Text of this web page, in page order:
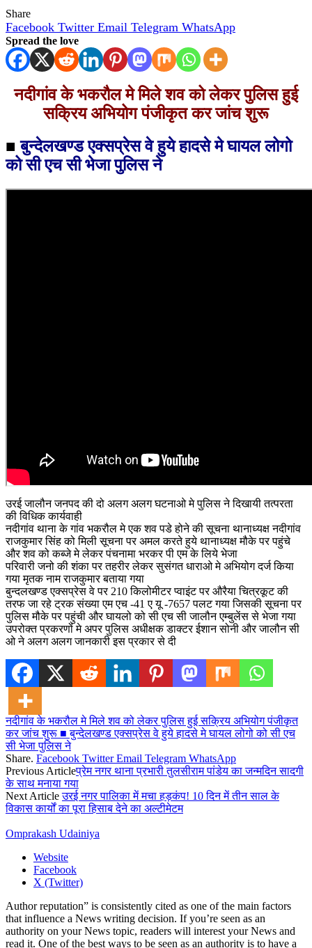
Share
Facebook Twitter Email Telegram WhatsApp
Spread the love
नदीगांव के भकरौल मे मिले शव को लेकर पुलिस हुई
सक्रिय अभियोग पंजीकृत कर जांच शुरू
■बुन्देलखण्ड एक्सप्रेस वे हुये हादसे मे घायल लोगो
को सी एच सी भेजा पुलिस ने
उरई जालौन जनपद की दो अलग अलग घटनाओ मे पुलिस ने दिखायी तत्परता
की विधिक कार्यवाही
नदीगांव थाना के गांव भकरौल मे एक शव पडे होने की सूचना थानाध्यक्ष नदीगांव
राजकुमार सिंह को मिली सूचना पर अमल करते हुये थानाध्यक्ष मौके पर पहुंचे
और शव को कब्जे मे लेकर पंचनामा भरकर पी एम के लिये भेजा
परिवारी जनो की शंका पर तहरीर लेकर सुसंगत धाराओ मे अभियोग दर्ज किया
गया मृतक नाम राजकुमार बताया गया
बुन्दलखण्ड एक्सप्रेस वे पर 210 किलोमीटर प्वाइंट पर औरैया चित्रकूट की
तरफ जा रहे ट्रक संख्या एम एच -41 ए यू -7657 पलट गया जिसकी सूचना पर
पुलिस मौके पर पहुंची और घायलो को सी एच सी जालौन एम्बुलेंस से भेजा गया
उपरोक्त प्रकरणों मे अपर पुलिस अधीक्षक डाक्टर ईशान सोनी और जालौन सी
ओ ने अलग अलग जानकारी इस प्रकार से दी
नदीगांव के भकरौल मे मिले शव को लेकर पुलिस हुई सक्रिय अभियोग पंजीकृत
कर जांच शुरू ■ बुन्देलखण्ड एक्सप्रेस वे हुये हादसे मे घायल लोगो को सी एच
सी भेजा पुलिस ने
Share. Facebook Twitter Email Telegram WhatsApp
Previous Articleप्रेम नगर थाना प्रभारी तुलसीराम पांडेय का जन्मदिन सादगी
के साथ मनाया गया
Next Articleउरई नगर पालिका में मचा हड़कंप! 10 दिन में तीन साल के
विकास कार्यों का पूरा हिसाब देने का अल्टीमेटम
Omprakash Udainiya
Website
Facebook
X (Twitter)
Author reputation” is consistently cited as one of the main factors
that influence a News writing decision. If you’re seen as an
authority on your News topic, readers will interest your News and
read it. One of the best ways to be seen as an authority is to have a